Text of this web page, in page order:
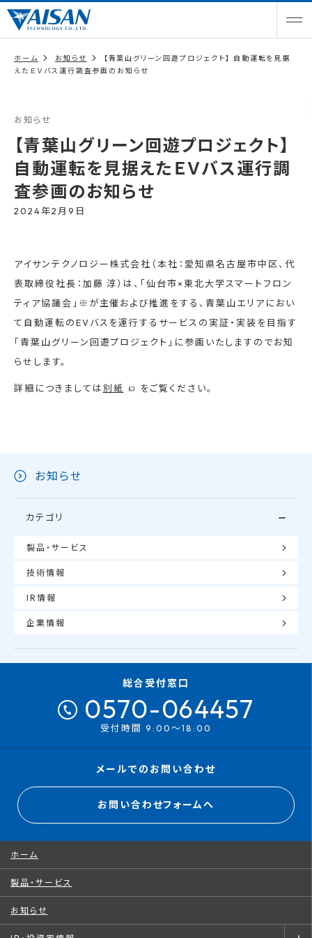
ホーム お知らせ
【青葉山グリーン回遊プロジェクト】 自動運転を見据
えたＥＶバス運行調査参画のお知らせ
お知らせ
【青葉山グリーン回遊プロジェクト】
自動運転を見据えたＥＶバス運行調
査参画のお知らせ
2024年2月9日
アイサンテクノロジー株式会社（本社：愛知県名古屋市中区、代
表取締役社長：加藤 淳）は、「仙台市×東北大学スマートフロン
ティア協議会」※が主催および推進をする、青葉山エリアにおい
て自動運転のEVバスを運行するサービスの実証・実装を目指す
「青葉山グリーン回遊プロジェクト」に参画いたしますのでお知
らせします。
詳細につきましては 別紙 をご覧ください。
お知らせ
カテゴリ
製品・サービス
技術情報
IR情報
企業情報
総合受付窓口
0570-064457
受付時間 9:00～18:00
メールでのお問い合わせ
お問い合わせフォームへ
ホーム
製品・サービス
お知らせ